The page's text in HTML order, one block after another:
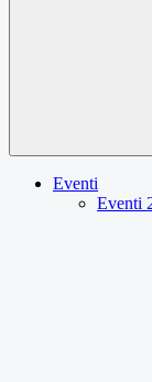
Eventi
Eventi